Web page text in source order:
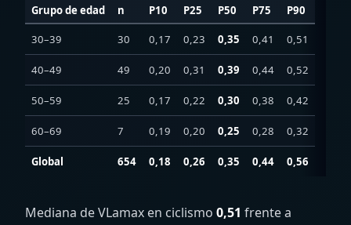
Grupo de edad n P10 P25 P50 P75 P90
30–39 30 0,17 0,23 0,35 0,41 0,51
40–49 49 0,20 0,31 0,39 0,44 0,52
50–59 25 0,17 0,22 0,30 0,38 0,42
60–69 7 0,19 0,20 0,25 0,28 0,32
Global 654 0,18 0,26 0,35 0,44 0,56
Mediana de VLamax en ciclismo 0,51 frente a